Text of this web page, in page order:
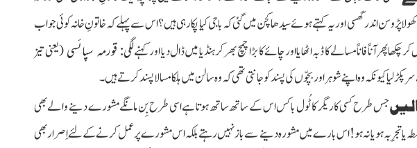
پڑوسن اندر گھسی اور یہ کہتے ہوئے سیدھا کچن میں گئی کہ باجی کیا پکارہی ہیں؟ اس سے پہلے کہ خاتونِ خانہ کوئی جواب
پھرآناً فاناً مسالے کا ڈبہ اٹھایا اور چائے کا بڑا چمچ بھر کر ہنڈیا میں ڈال دیا اور کہنےلگی: قورمہ سپائسی(یعنی تیز
پکڑ لیا کیونکہ وہ اپنے شوہر اور بچّوں کی پسند کو جانتی تھی کہ وہ سالن میں ہلکا مسالا پسند کرتے ہیں۔
جس طرح کسی کاریگر کا ٹُول باکس اس کے ساتھ ساتھ ہوتا ہے اسی طرح بِن مانگے مشورے دینے والے بھی
یا تجرِبہ ہو یا نہ ہو! اس بارے میں مشورہ دینے سے باز نہیں رہتے بلکہ اس مشورے پر عمل کرنے کے لئے اِصرار بھی